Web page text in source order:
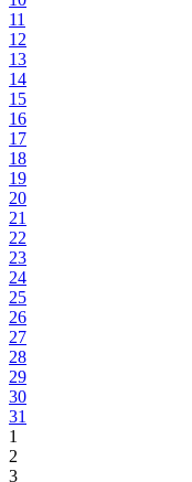
11
12
13
14
15
16
17
18
19
20
21
22
23
24
25
26
27
28
29
30
31
1
2
3